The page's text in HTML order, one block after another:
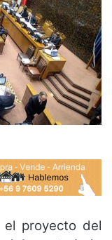
el proyecto del